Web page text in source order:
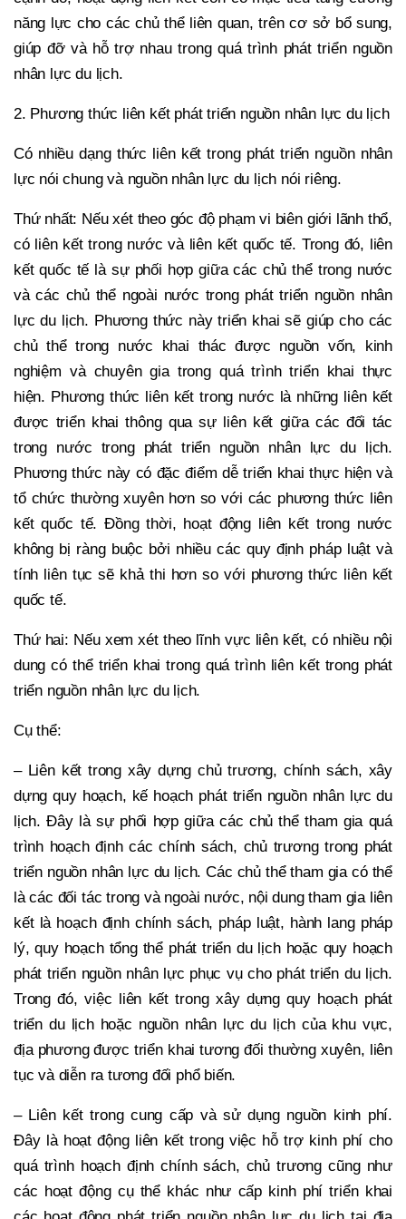
năng lực cho các chủ thể liên quan, trên cơ sở bổ sung,
giúp đỡ và hỗ trợ nhau trong quá trình phát triển nguồn
nhân lực du lịch.
2. Phương thức liên kết phát triển nguồn nhân lực du lịch
Có nhiều dạng thức liên kết trong phát triển nguồn nhân
lực nói chung và nguồn nhân lực du lịch nói riêng.
Thứ nhất: Nếu xét theo góc độ phạm vi biên giới lãnh thổ,
có liên kết trong nước và liên kết quốc tế. Trong đó, liên
kết quốc tế là sự phối hợp giữa các chủ thể trong nước
và các chủ thể ngoài nước trong phát triển nguồn nhân
lực du lịch. Phương thức này triển khai sẽ giúp cho các
chủ thể trong nước khai thác được nguồn vốn, kinh
nghiệm và chuyên gia trong quá trình triển khai thực
hiện. Phương thức liên kết trong nước là những liên kết
được triển khai thông qua sự liên kết giữa các đối tác
trong nước trong phát triển nguồn nhân lực du lịch.
Phương thức này có đặc điểm dễ triển khai thực hiện và
tổ chức thường xuyên hơn so với các phương thức liên
kết quốc tế. Đồng thời, hoạt động liên kết trong nước
không bị ràng buộc bởi nhiều các quy định pháp luật và
tính liên tục sẽ khả thi hơn so với phương thức liên kết
quốc tế.
Thứ hai: Nếu xem xét theo lĩnh vực liên kết, có nhiều nội
dung có thể triển khai trong quá trình liên kết trong phát
triển nguồn nhân lực du lịch.
Cụ thể:
– Liên kết trong xây dựng chủ trương, chính sách, xây
dựng quy hoạch, kế hoạch phát triển nguồn nhân lực du
lịch. Đây là sự phối hợp giữa các chủ thể tham gia quá
trình hoạch định các chính sách, chủ trương trong phát
triển nguồn nhân lực du lịch. Các chủ thể tham gia có thể
là các đối tác trong và ngoài nước, nội dung tham gia liên
kết là hoạch định chính sách, pháp luật, hành lang pháp
lý, quy hoạch tổng thể phát triển du lịch hoặc quy hoạch
phát triển nguồn nhân lực phục vụ cho phát triển du lịch.
Trong đó, việc liên kết trong xây dựng quy hoạch phát
triển du lịch hoặc nguồn nhân lực du lịch của khu vực,
địa phương được triển khai tương đối thường xuyên, liên
tục và diễn ra tương đối phổ biến.
– Liên kết trong cung cấp và sử dụng nguồn kinh phí.
Đây là hoạt động liên kết trong việc hỗ trợ kinh phí cho
quá trình hoạch định chính sách, chủ trương cũng như
các hoạt động cụ thể khác như cấp kinh phí triển khai